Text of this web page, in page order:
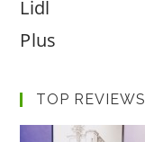
Lidl
Plus
TOP REVIEWS